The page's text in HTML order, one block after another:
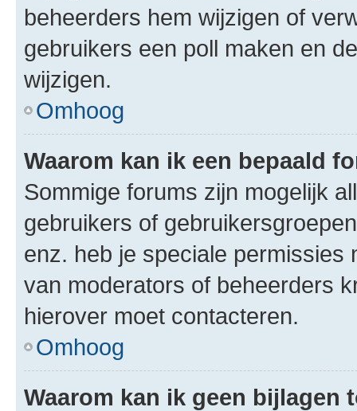
beheerders hem wijzigen of
gebruikers een poll maken en
wijzigen.
Omhoog
Waarom kan ik een bepaald
Sommige forums zijn mogelijk
gebruikers of
enz. heb je speciale permissies
van moderators of beheerders
hierover moet contacteren.
Omhoog
Waarom kan ik geen bijlagen